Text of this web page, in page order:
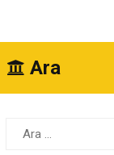
Ara
Arama: